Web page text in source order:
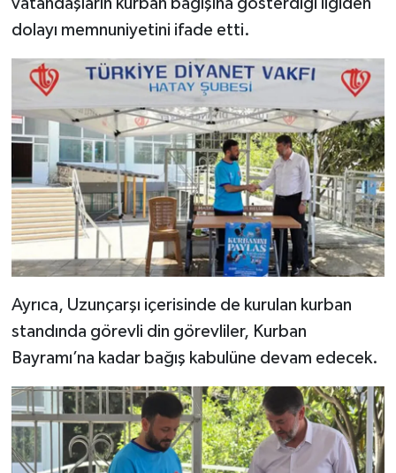
dolayı memnuniyetini ifade etti.
Ayrıca, Uzunçarşı içerisinde de kurulan kurban
standında görevli din görevliler, Kurban
Bayramı’na kadar bağış kabulüne devam edecek.
Bolu Müftülüğü
Burdur Müftülüğü
Bursa Müftülüğü
Çanakkale Müftülüğü
Çankırı Müftülüğü
Çorum Müftülüğü
Denizli Müftülüğü
Düzce Müftülüğü
Edirne Müftülüğü
Makaleler
Ekonomi
Duyurular
Podcast
Bilim, Teknoloji
Biyografiler
Diyanet TV
YAŞAM